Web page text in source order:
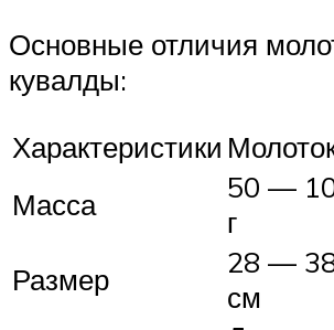
Основные отличия
кувалды:
Характеристики
Масса
50 —
г
Размер
28 —
см